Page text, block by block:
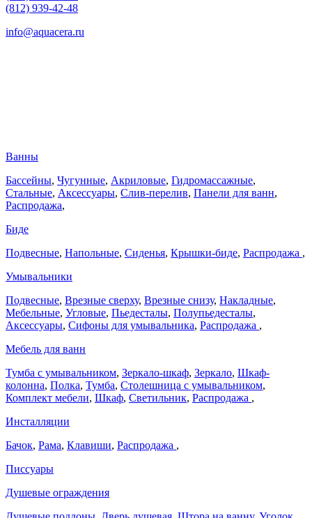
(812) 939-42-48
info@aquacera.ru
Ванны
Бассейны, Чугунные, Акриловые, Гидромассажные,
Стальные, Аксессуары, Слив-перелив, Панели для ванн,
Распродажа,
Биде
Подвесные, Напольные, Сиденья, Крышки-биде, Распродажа ,
Умывальники
Подвесные, Врезные сверху, Врезные снизу, Накладные,
Мебельные, Угловые, Пьедесталы, Полупьедесталы,
Аксессуары, Сифоны для умывальника, Распродажа ,
Мебель для ванн
Тумба с умывальником, Зеркало-шкаф, Зеркало, Шкаф-
колонна, Полка, Тумба, Столешница с умывальником,
Комплект мебели, Шкаф, Светильник, Распродажа ,
Инсталляции
Бачок, Рама, Клавиши, Распродажа ,
Писсуары
Душевые ограждения